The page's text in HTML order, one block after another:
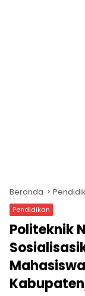
Beranda
Pendidikan
Politeknik